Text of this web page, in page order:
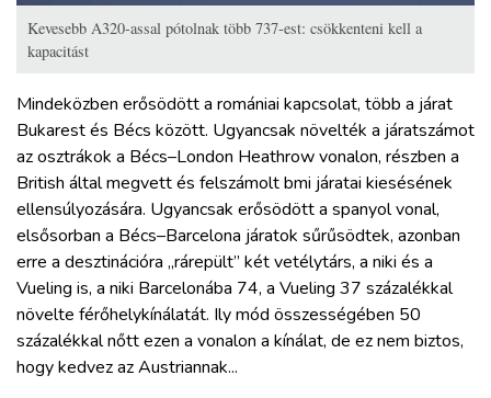
Kevesebb A320-assal pótolnak több 737-est: csökkenteni kell a
kapacitást
Mindeközben erősödött a romániai kapcsolat, több a járat
Bukarest és Bécs között. Ugyancsak növelték a járatszámot
az osztrákok a Bécs–London Heathrow vonalon, részben a
British által megvett és felszámolt bmi járatai kiesésének
ellensúlyozására. Ugyancsak erősödött a spanyol vonal,
elsősorban a Bécs–Barcelona járatok sűrűsödtek, azonban
erre a desztinációra „rárepült” két vetélytárs, a niki és a
Vueling is, a niki Barcelonába 74, a Vueling 37 százalékkal
növelte férőhelykínálatát. Ily mód összességében 50
százalékkal nőtt ezen a vonalon a kínálat, de ez nem biztos,
hogy kedvez az Austriannak...